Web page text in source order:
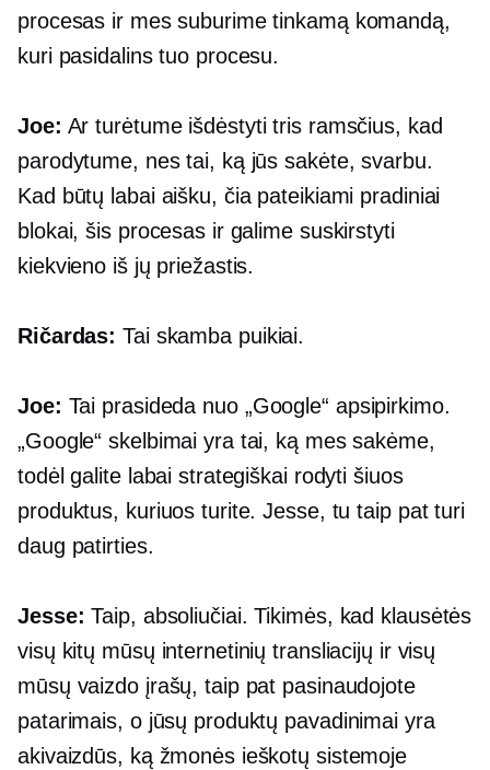
procesas ir mes suburime tinkamą komandą,
kuri pasidalins tuo procesu.
Joe: Ar turėtume išdėstyti tris ramsčius, kad
parodytume, nes tai, ką jūs sakėte, svarbu.
Kad būtų labai aišku, čia pateikiami pradiniai
blokai, šis procesas ir galime suskirstyti
kiekvieno iš jų priežastis.
Ričardas: Tai skamba puikiai.
Joe: Tai prasideda nuo „Google“ apsipirkimo.
„Google“ skelbimai yra tai, ką mes sakėme,
todėl galite labai strategiškai rodyti šiuos
produktus, kuriuos turite. Jesse, tu taip pat turi
daug patirties.
Jesse: Taip, absoliučiai. Tikimės, kad klausėtės
visų kitų mūsų internetinių transliacijų ir visų
mūsų vaizdo įrašų, taip pat pasinaudojote
patarimais, o jūsų produktų pavadinimai yra
akivaizdūs, ką žmonės ieškotų sistemoje